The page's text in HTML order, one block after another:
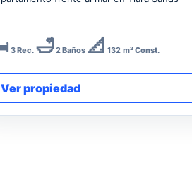
3Rec. 🛁2Baños 📐 132 m²Const.
Ver propiedad